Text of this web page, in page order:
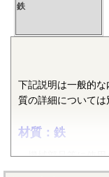
鉄
下記説明は一般的
質の詳細については
材質：鉄
機械部品等に使用
イ素・マンガン・